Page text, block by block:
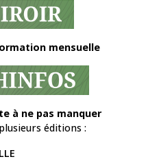
mensuelle
à ne pas manquer
éditions :